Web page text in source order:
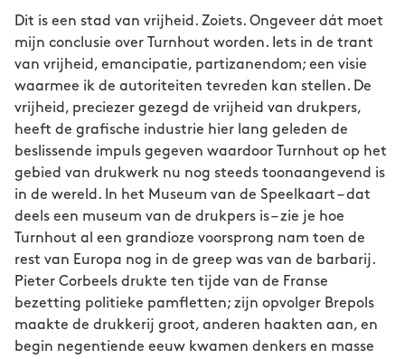
Dit is een stad van vrijheid. Zoiets. Ongeveer dát moet
mijn conclusie over Turnhout worden. Iets in de trant
van vrijheid, emancipatie, partizanendom; een visie
waarmee ik de autoriteiten tevreden kan stellen. De
vrijheid, preciezer gezegd de vrijheid van drukpers,
heeft de grafische industrie hier lang geleden de
beslissende impuls gegeven waardoor Turnhout op het
gebied van drukwerk nu nog steeds toonaangevend is
in de wereld. In het Museum van de Speelkaart – dat
deels een museum van de drukpers is – zie je hoe
Turnhout al een grandioze voorsprong nam toen de
rest van Europa nog in de greep was van de barbarij.
Pieter Corbeels drukte ten tijde van de Franse
bezetting politieke pamfletten; zijn opvolger Brepols
maakte de drukkerij groot, anderen haakten aan, en
begin negentiende eeuw kwamen denkers en masse